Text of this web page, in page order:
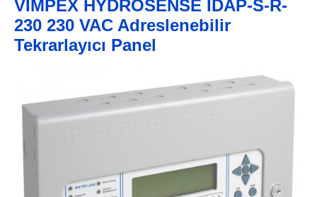
VIMPEX HYDROSENSE IDAP-S-R-
230 230 VAC Adreslenebilir
Tekrarlayıcı Panel